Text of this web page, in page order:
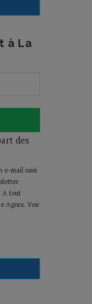
à La
des
e-mail saisi
A tout
Agora. Voir